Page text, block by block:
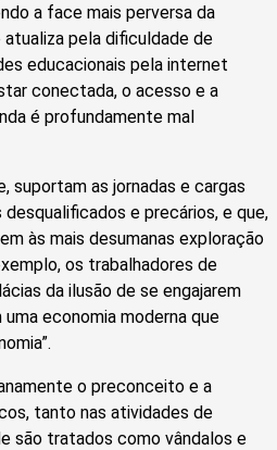
a face mais perversa da
pela dificuldade de
educacionais pela internet
conectada, o acesso e a
é profundamente mal
suportam as jornadas e cargas
e precários, e que,
às mais desumanas exploração
os trabalhadores de
da ilusão de se engajarem
economia moderna que
o preconceito e a
tanto nas atividades de
são tratados como vândalos e